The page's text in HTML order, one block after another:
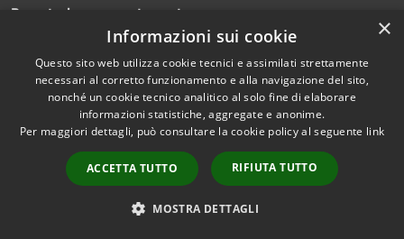
Prenotazione appuntamento
Segnalazione disservizio
Leggi le FAQ
Richiesta di assistenza
Amministrazione trasparente
×
Informazioni sui cookie
Questo sito web utilizza cookie tecnici e assimilati strettamente
necessari al corretto funzionamento e alla navigazione del sito,
nonché un cookie tecnico analitico al solo fine di elaborare
informazioni statistiche, aggregate e anonime.
Per maggiori dettagli, può consultare la cookie policy al seguente link
ACCETTA TUTTO RIFIUTA TUTTO
MOSTRA DETTAGLI